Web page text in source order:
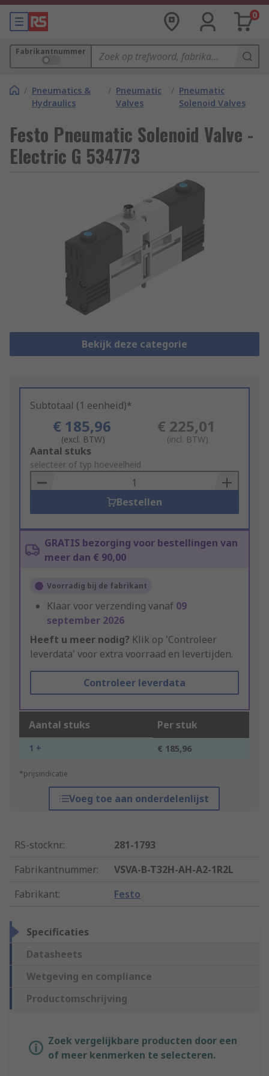
0
Fabrikantnummer
/ Pneumatics &
Hydraulics
/ Pneumatic
Valves
/ Pneumatic
Solenoid Valves
Festo Pneumatic Solenoid Valve -
Electric G 534773
Bekijk deze categorie
Subtotaal (1 eenheid)*
€ 185,96
(excl. BTW)
€ 225,01
(incl. BTW)
Add
to
Basket
Aantal stuks
selecteer of typ hoeveelheid
Bestellen
GRATIS bezorging voor bestellingen van
meer dan € 90,00
Voorradig bij de fabrikant
Klaar voor verzending vanaf 09
september 2026
Heeft u meer nodig? Klik op 'Controleer
leverdata' voor extra voorraad en levertijden.
Controleer leverdata
Aantal stuks Per stuk
1 + € 185,96
*prijsindicatie
Voeg toe aan onderdelenlijst
RS-stocknr.:
281-1793
Fabrikantnummer:
VSVA-B-T32H-AH-A2-1R2L
Fabrikant: Festo
Specificaties
Datasheets
Wetgeving en compliance
Productomschrijving
Zoek vergelijkbare producten door een
of meer kenmerken te selecteren.